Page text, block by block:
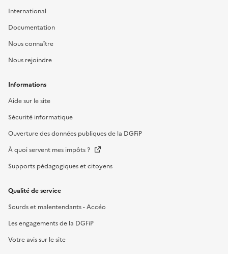
International
Documentation
Nous connaître
Nous rejoindre
Informations
Aide sur le site
Sécurité informatique
Ouverture des données publiques de la DGFiP
À quoi servent mes impôts ?
Supports pédagogiques et citoyens
Qualité de service
Sourds et malentendants - Accéo
Les engagements de la DGFiP
Votre avis sur le site